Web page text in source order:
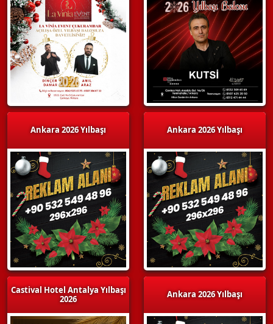
Ankara 2026 Yılbaşı
Castival Hotel Antalya Yılbaşı
2026
Ankara 2026 Yılbaşı
Ankara 2026 Yılbaşı